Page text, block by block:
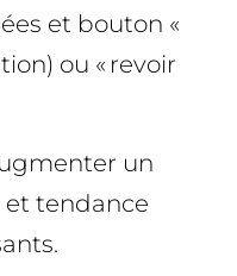
et bouton «
ou « revoir
un
et tendance